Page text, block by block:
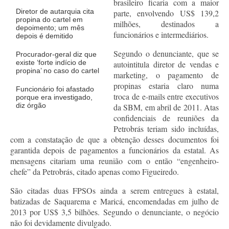
Diretor de autarquia cita
propina do cartel em
depoimento; um mês
depois é demitido
Procurador-geral diz que
existe ‘forte indício de
propina’ no caso do cartel
Funcionário foi afastado
porque era investigado,
diz órgão
brasileiro ficaria com a maior
parte, envolvendo US$ 139,2
milhões, destinados a
funcionários e intermediários.
Segundo o denunciante, que se
autointitula diretor de vendas e
marketing, o pagamento de
propinas estaria claro numa
troca de e-mails entre executivos
da SBM, em abril de 2011. Atas
confidenciais de reuniões da
Petrobrás teriam sido incluídas,
com a constatação de que a obtenção desses documentos foi
garantida depois de pagamentos a funcionários da estatal. As
mensagens citariam uma reunião com o então “engenheiro-
chefe” da Petrobrás, citado apenas como Figueiredo.
São citadas duas FPSOs ainda a serem entregues à estatal,
batizadas de Saquarema e Maricá, encomendadas em julho de
2013 por US$ 3,5 bilhões. Segundo o denunciante, o negócio
não foi devidamente divulgado.